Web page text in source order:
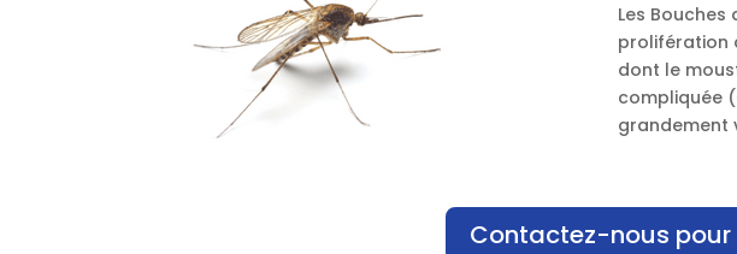
Les
prolifération
dont le
compliquée
grandement
Contactez-nous